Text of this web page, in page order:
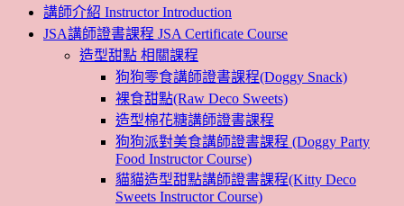
講師介紹 Instructor Introduction
JSA講師證書課程 JSA Certificate Course
造型甜點 相關課程
狗狗零食講師證書課程(Doggy Snack)
裸食甜點(Raw Deco Sweets)
造型棉花糖講師證書課程
狗狗派對美食講師證書課程 (Doggy Party
Food Instructor Course)
貓貓造型甜點講師證書課程(Kitty Deco
Sweets Instructor Course)